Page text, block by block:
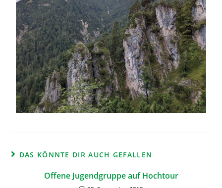
DAS KÖNNTE DIR AUCH GEFALLEN
Offene Jugendgruppe auf Hochtour